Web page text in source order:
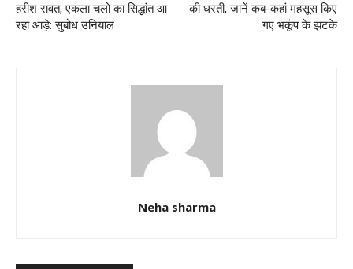
हरीश रावत, एकला चलो का सिद्धांत आ
रहा आड़े: सुबोध उनियाल
की धरती, जानें कब-कहां महसूस किए
गए भकूंप के झटके
Neha sharma